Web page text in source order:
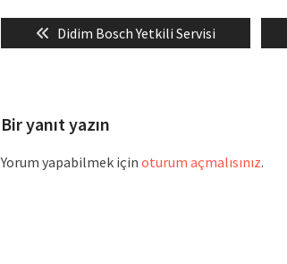
Yazı
gezinmesiPrevious
post:
Didim Bosch Yetkili Servisi
Bir yanıt yazın
Yorum yapabilmek için oturum açmalısınız.